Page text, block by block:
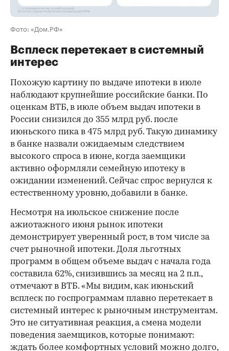
Фото: «Дом.РФ»
Всплеск перетекает в системный
интерес
Похожую картину по выдаче ипотеки в июле
наблюдают крупнейшие российские банки. По
оценкам ВТБ, в июле объем выдач ипотеки в
России снизился до 355 млрд руб. после
июньского пика в 475 млрд руб. Такую динамику
в банке назвали ожидаемым следствием
высокого спроса в июне, когда заемщики
активно оформляли семейную ипотеку в
ожидании изменений. Сейчас спрос вернулся к
естественному уровню, добавили в банке.
Несмотря на июльское снижение после
ажиотажного июня рынок ипотеки
демонстрирует уверенный рост, в том числе за
счет рыночной ипотеки. Доля льготных
программ в общем объеме выдач с начала года
составила 62%, снизившись за месяц на 2 п.п.,
отмечают в ВТБ. «Мы видим, как июньский
всплеск по госпрограммам плавно перетекает в
системный интерес к рыночным инструментам.
Это не ситуативная реакция, а смена модели
поведения заемщиков, которые понимают:
ждать более комфортных условий можно долго,